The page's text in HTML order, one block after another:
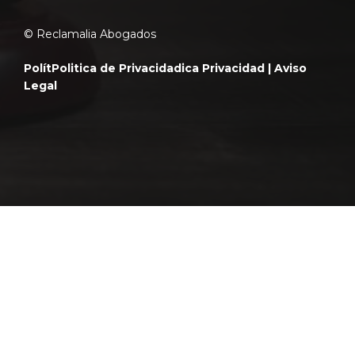
© Reclamalia Abogados
PolítPolitica de Privacidad ica Privacidad | Aviso
Legal